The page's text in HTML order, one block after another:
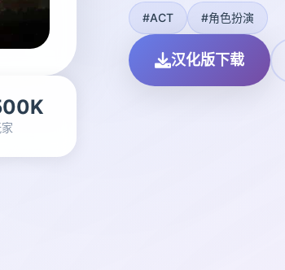
#ACT #角色扮演
汉化版下载